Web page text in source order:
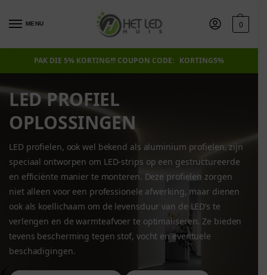
MENU 0
PAK DIE 5% KORTING!!! COUPON CODE: KORTING5%
LED PROFIEL
OPLOSSINGEN
LED profielen, ook wel bekend als aluminium profielen, zijn
speciaal ontworpen om LED-strips op een gestructureerde
en efficiënte manier te monteren. Deze profielen zorgen
niet alleen voor een professionele afwerking, maar dienen
ook als koellichaam om de levensduur van de LED’s te
verlengen en de warmteafvoer te optimaliseren. Ze bieden
tevens bescherming tegen stof, vocht en eventuele
beschadigingen.